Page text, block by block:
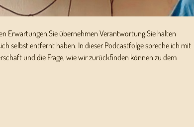
Erwartungen.Sie übernehmen Verantwortung.Sie halten
selbst entfernt haben. In dieser Podcastfolge spreche ich mit
und die Frage, wie wir zurückfinden können zu dem